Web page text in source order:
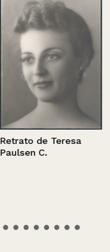
Retrato de Teresa
Paulsen C.